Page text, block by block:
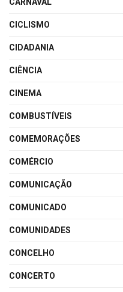
CICLISMO
CIDADANIA
CIÊNCIA
CINEMA
COMBUSTÍVEIS
COMEMORAÇÕES
COMÉRCIO
COMUNICAÇÃO
COMUNICADO
COMUNIDADES
CONCELHO
CONCERTO